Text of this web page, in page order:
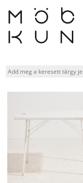
content